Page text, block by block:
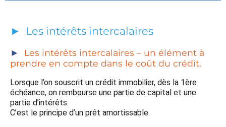
Les intérêts intercalaires
Les intérêts intercalaires – un élément à
prendre en compte dans le coût du crédit.
Lorsque l’on souscrit un crédit immobilier, dès la 1ère
échéance, on rembourse une partie de capital et une
partie d’intérêts.
C’est le principe d’un prêt amortissable.